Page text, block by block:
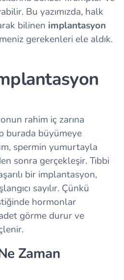
Bu yazımızda, halk
bilinen implantasyon
gerekenleri ele aldık.
rahim iç zarına
burada büyümeye
spermin yumurtayla
sonra gerçekleşir. Tıbbi
bir implantasyon,
sayılır. Çünkü
hormonlar
görme durur ve
Zaman